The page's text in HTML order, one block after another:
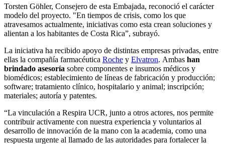
Torsten Göhler, Consejero de esta Embajada, reconoció el carácter
modelo del proyecto. "En tiempos de crisis, como los que
atravesamos actualmente, iniciativas como esta crean soluciones y
alientan a los habitantes de Costa Rica”, subrayó.
La iniciativa ha recibido apoyo de distintas empresas privadas, entre
ellas la compañía farmacéutica Roche y Elvatron. Ambas han
brindado asesoría sobre componentes e insumos médicos y
biomédicos; establecimiento de líneas de fabricación y producción;
software; tratamiento clínico, hospitalario y animal; inscripción;
materiales; autoría y patentes.
“La vinculación a Respira UCR, junto a otros actores, nos permite
contribuir activamente con nuestra experiencia y voluntarios al
desarrollo de innovación de la mano con la academia, como una
respuesta urgente al llamado de las autoridades para fortalecer la